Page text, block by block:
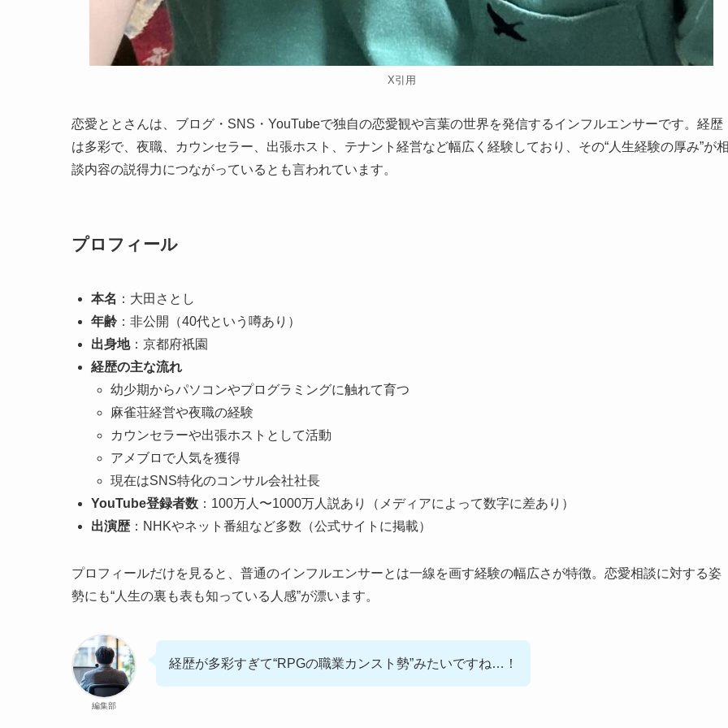
X引用
恋愛ととさんは、ブログ・SNS・YouTubeで独自の恋愛観や言葉の世界を発信するインフルエンサーです。経歴
は多彩で、夜職、カウンセラー、出張ホスト、テナント経営など幅広く経験しており、その“人生経験の厚み”が
談内容の説得力につながっているとも言われています。
プロフィール
本名 ：大田さとし
年齢 ：非公開（40代という噂あり）
出身地：京都府祇園
経歴の主な流れ
幼少期からパソコンやプログラミングに触れて育つ
麻雀荘経営や夜職の経験
カウンセラーや出張ホストとして活動
アメブロで人気を獲得
現在はSNS特化のコンサル会社社長
YouTube登録者数 ：100万人〜1000万人説あり（メディアによって数字に差あり）
出演歴 ：NHKやネット番組など多数（公式サイトに掲載）
プロフィールだけを見ると、普通のインフルエンサーとは一線を画す経験の幅広さが特徴。恋愛相談に対する姿
勢にも“人生の裏も表も知っている人感”が漂います。
編集部
経歴が多彩すぎて“RPGの職業カンスト勢”みたいですね…！